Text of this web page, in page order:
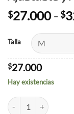
$27.000 - $
Talla
$27.000
Hay existencias
Chaqueta